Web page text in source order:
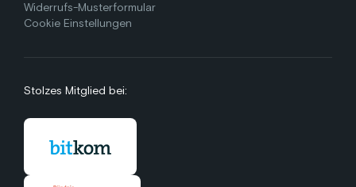
Widerrufs-Musterformular
Cookie Einstellungen
Stolzes Mitglied bei: